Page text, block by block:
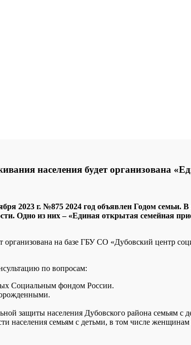
населения будет организована
2023 г. №875 2024 год объявлен Годом семьи.
Одно из них – «Единая открытая семейная
на базе ГБУ СО «Дубовский центр
по вопросам:
Социальным фондом России.
защиты населения Дубовского района семьям с
населения семьям с детьми, в том числе